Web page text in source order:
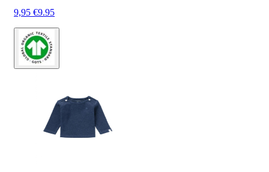
9,95 €9.95